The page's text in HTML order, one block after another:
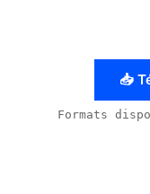
📥
Formats